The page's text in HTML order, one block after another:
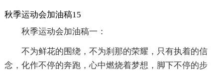
秋季运动会加油稿15
秋季运动会加油稿一：
不为鲜花的围绕，不为刹那的荣耀，只有执着的信
念，化作不停的奔跑，心中燃烧着梦想，脚下不停的步